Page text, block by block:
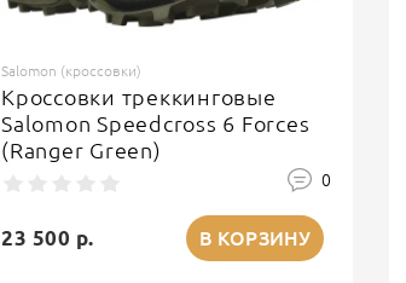
Salomon (кроссовки)
Кроссовки треккинговые
Salomon Speedcross 6 Forces
(Ranger Green)
0
23 500 р. В КОРЗИНУ